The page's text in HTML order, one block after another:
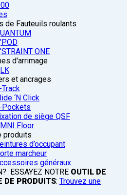
de Fauteuils roulants
ONE
d'arrimage
et ancrages
Track
‘N Click
Pockets
de siège QSF
Floor
produits
d’occupant
marcheur
généraux
ESSAYEZ NOTRE OUTIL DE
DE PRODUITS: Trouvez une